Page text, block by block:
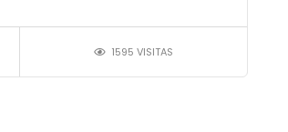
1595 VISITAS